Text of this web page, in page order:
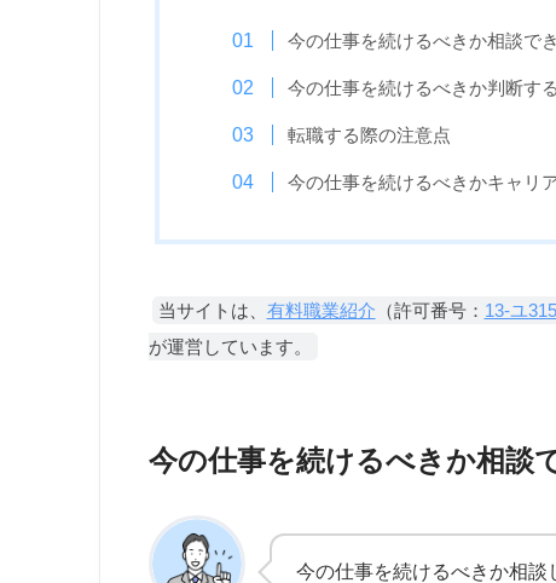
今の仕事を続けるべきか相談で
今の仕事を続けるべきか判断す
転職する際の注意点
今の仕事を続けるべきかキャリ
当サイトは、 有料職業紹介 （許可番号： 13-ユ
が運営しています。
今の仕事を続けるべきか相談
今の仕事を続けるべきか相